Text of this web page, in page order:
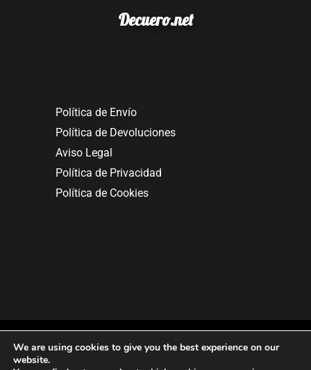
Decuero.net
Política de Envío
Política de Devoluciones
Aviso Legal
Política de Privacidad
Política de Cookies
We are using cookies to give you the best experience on our
website.